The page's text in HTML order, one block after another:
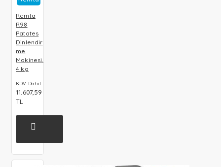
Remta
R98
Patates
Dinlendir
me
Makinesi,
4 kg
KDV Dahil
11.607,59
TL